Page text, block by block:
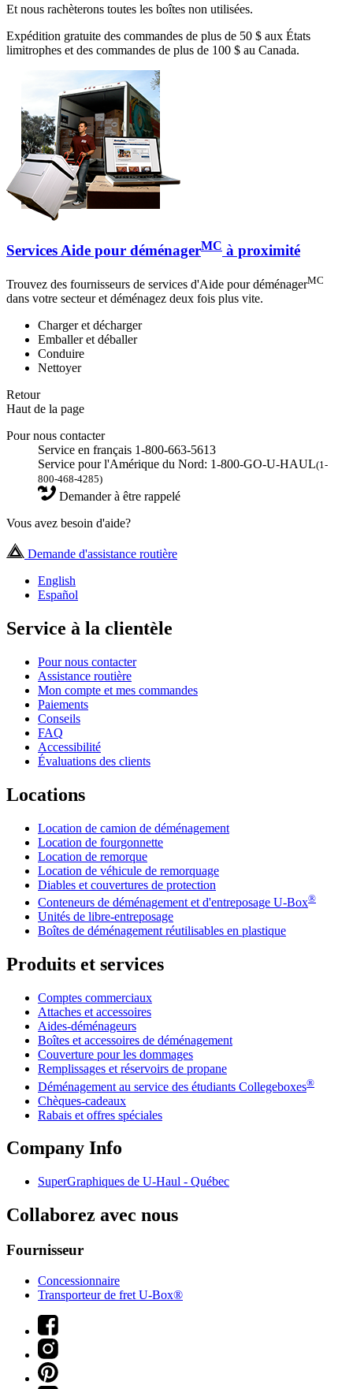
Et nous rachèterons toutes les boîtes non utilisées.
Expédition gratuite des commandes de plus de 50 $ aux États
limitrophes et des commandes de plus de 100 $ au Canada.
Services Aide pour déménagerMC à proximité
Trouvez des fournisseurs de services d'Aide pour déménagerMC
dans votre secteur et déménagez deux fois plus vite.
Charger et décharger
Emballer et déballer
Conduire
Nettoyer
Retour
Haut de la page
Pour nous contacter
Service en français 1-800-663-5613
Service pour l'Amérique du Nord: 1-800-GO-U-HAUL(1-
800-468-4285)
Demander à être rappelé
Vous avez besoin d'aide?
Demande d'assistance routière
English
Español
Service à la clientèle
Pour nous contacter
Assistance routière
Mon compte et mes commandes
Paiements
Conseils
FAQ
Accessibilité
Évaluations des clients
Locations
Location de camion de déménagement
Location de fourgonnette
Location de remorque
Location de véhicule de remorquage
Diables et couvertures de protection
Conteneurs de déménagement et d'entreposage U-Box®
Unités de libre-entreposage
Boîtes de déménagement réutilisables en plastique
Produits et services
Comptes commerciaux
Attaches et accessoires
Aides-déménageurs
Boîtes et accessoires de déménagement
Couverture pour les dommages
Remplissages et réservoirs de propane
Déménagement au service des étudiants Collegeboxes®
Chèques-cadeaux
Rabais et offres spéciales
Company Info
SuperGraphiques de U-Haul - Québec
Collaborez avec nous
Fournisseur
Concessionnaire
Transporteur de fret U-Box®